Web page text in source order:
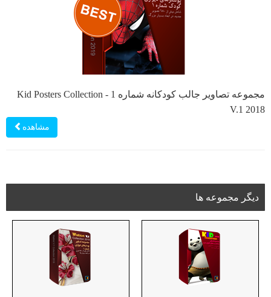
مجموعه تصاویر جالب کودکانه شماره 1 - Kid Posters Collection
V.1 2018
مشاهده
دیگر مجموعه ها